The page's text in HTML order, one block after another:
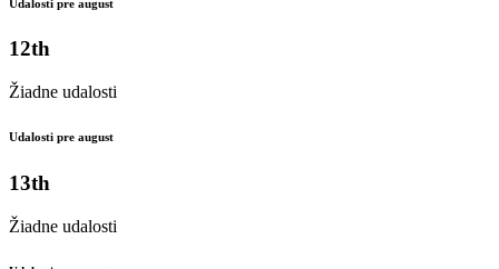
Udalosti pre august
12th
Žiadne udalosti
Udalosti pre august
13th
Žiadne udalosti